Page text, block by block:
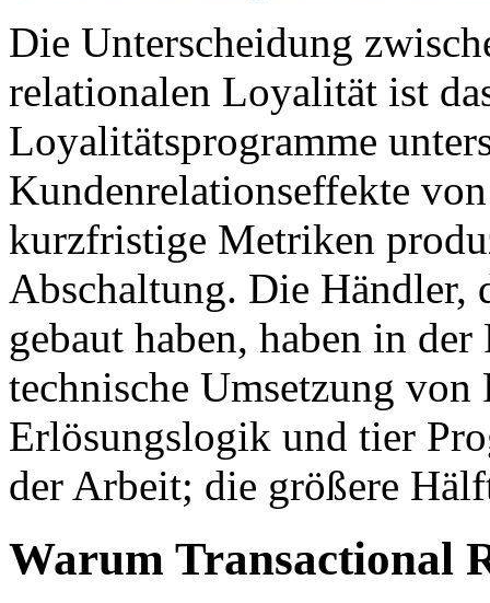
Die Unterscheidung
relationalen Loyalität ist
Loyalitätsprogramme
Kundenrelationseffekte
kurzfristige Metriken
Abschaltung. Die
gebaut haben, haben in
technische Umsetzung
Erlösungslogik und tier
der Arbeit; die größere
Warum Transactional